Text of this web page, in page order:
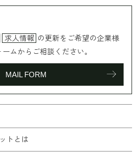
トとは
求人情報 の更新をご希望の企業様
ムからご相談ください。
MAIL FORM